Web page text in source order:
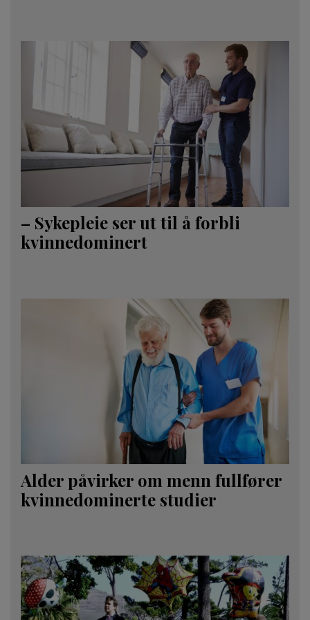
– Sykepleie ser ut til å forbli
kvinnedominert
Alder påvirker om menn fullfører
kvinnedominerte studier